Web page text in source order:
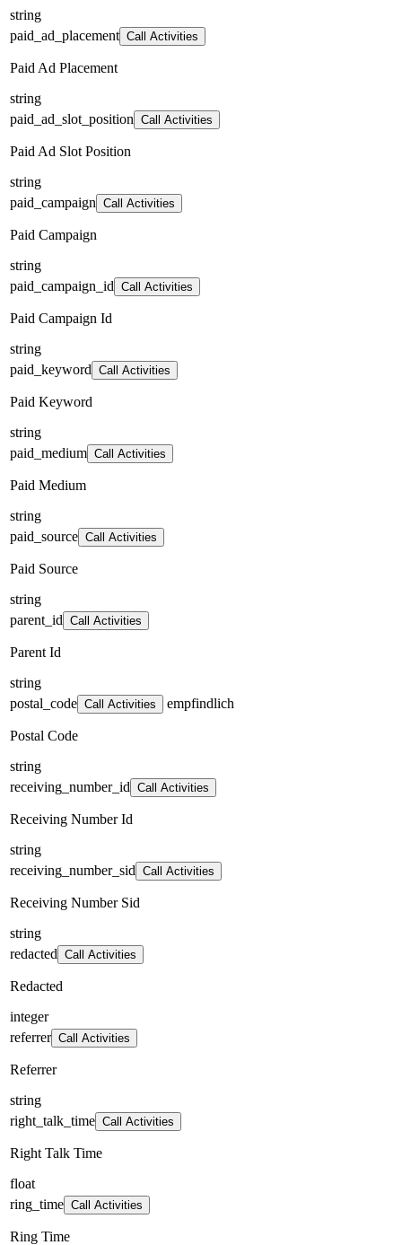
string
paid_ad_placement Call Activities
Paid Ad Placement
string
paid_ad_slot_position Call Activities
Paid Ad Slot Position
string
paid_campaign Call Activities
Paid Campaign
string
paid_campaign_id Call Activities
Paid Campaign Id
string
paid_keyword Call Activities
Paid Keyword
string
paid_medium Call Activities
Paid Medium
string
paid_source Call Activities
Paid Source
string
parent_id Call Activities
Parent Id
string
postal_code Call Activities empfindlich
Postal Code
string
receiving_number_id Call Activities
Receiving Number Id
string
receiving_number_sid Call Activities
Receiving Number Sid
string
redacted Call Activities
Redacted
integer
referrer Call Activities
Referrer
string
right_talk_time Call Activities
Right Talk Time
float
ring_time Call Activities
Ring Time